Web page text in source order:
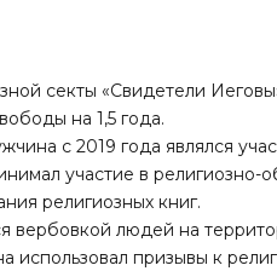
секты «Свидетели
на 1,5 года.
с 2019 года являлся
участие в религиозно-
религиозных книг.
вербовкой людей на
использовал призывы к